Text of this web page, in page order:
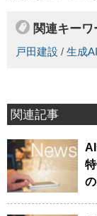
関連キーワ
戸田建設 / 生成AI
関連記事